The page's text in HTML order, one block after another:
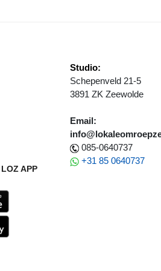
APP
Studio:
Schepenveld 21-5
3891 ZK Zeewolde
Email:
085-0640737
+31 85 0640737